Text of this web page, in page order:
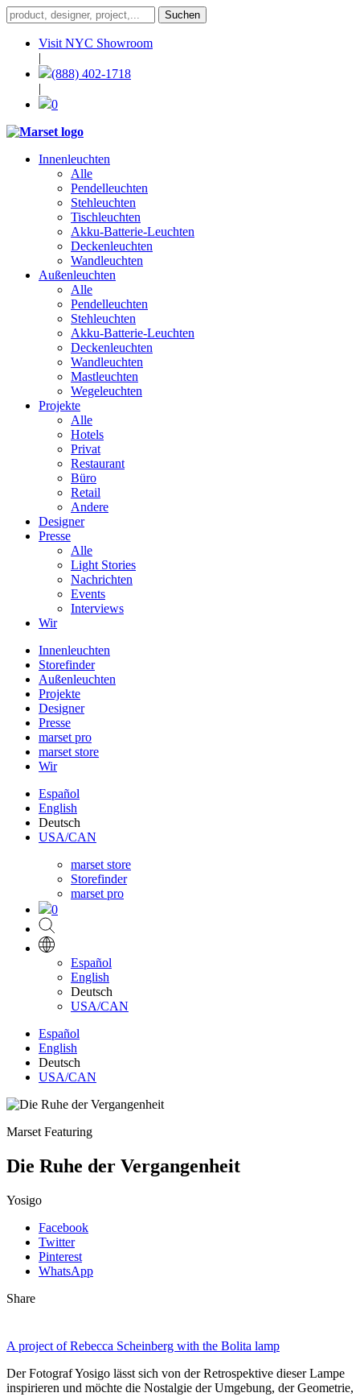
Visit NYC Showroom
|
(888) 402-1718
|
0
Innenleuchten
Alle
Pendelleuchten
Stehleuchten
Tischleuchten
Akku-Batterie-Leuchten
Deckenleuchten
Wandleuchten
Außenleuchten
Alle
Pendelleuchten
Stehleuchten
Akku-Batterie-Leuchten
Deckenleuchten
Wandleuchten
Mastleuchten
Wegeleuchten
Projekte
Alle
Hotels
Privat
Restaurant
Büro
Retail
Andere
Designer
Presse
Alle
Light Stories
Nachrichten
Events
Interviews
Wir
Innenleuchten
Storefinder
Außenleuchten
Projekte
Designer
Presse
marset pro
marset store
Wir
Español
English
Deutsch
USA/CAN
marset store
Storefinder
marset pro
0
Español
English
Deutsch
USA/CAN
Español
English
Deutsch
USA/CAN
Marset Featuring
Die Ruhe der Vergangenheit
Yosigo
Facebook
Twitter
Pinterest
WhatsApp
Share
A project of Rebecca Scheinberg with the Bolita lamp
Der Fotograf Yosigo lässt sich von der Retrospektive dieser Lampe
inspirieren und möchte die Nostalgie der Umgebung, der Geometrie,